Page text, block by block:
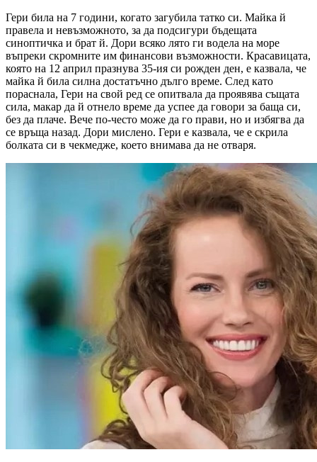
Гери била на 7 години, когато загубила татко си. Майка й
правела и невъзможното, за да подсигури бъдещата
синоптичка и брат й. Дори всяко лято ги водела на море
въпреки скромните им финансови възможности. Красавицата,
която на 12 април празнува 35-ия си рожден ден, е казвала, че
майка й била силна достатъчно дълго време. След като
пораснала, Гери на свой ред се опитвала да проявява същата
сила, макар да й отнело време да успее да говори за баща си,
без да плаче. Вече по-често може да го прави, но и избягва да
се връща назад. Дори мислено. Гери е казвала, че е скрила
болката си в чекмедже, което внимава да не отваря.